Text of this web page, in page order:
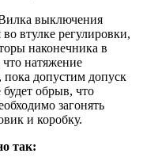
выключения
втулке регулировки,
наконечника в
что натяжение
допустим допуск
обрыв, что
загонять
и коробку.
так: